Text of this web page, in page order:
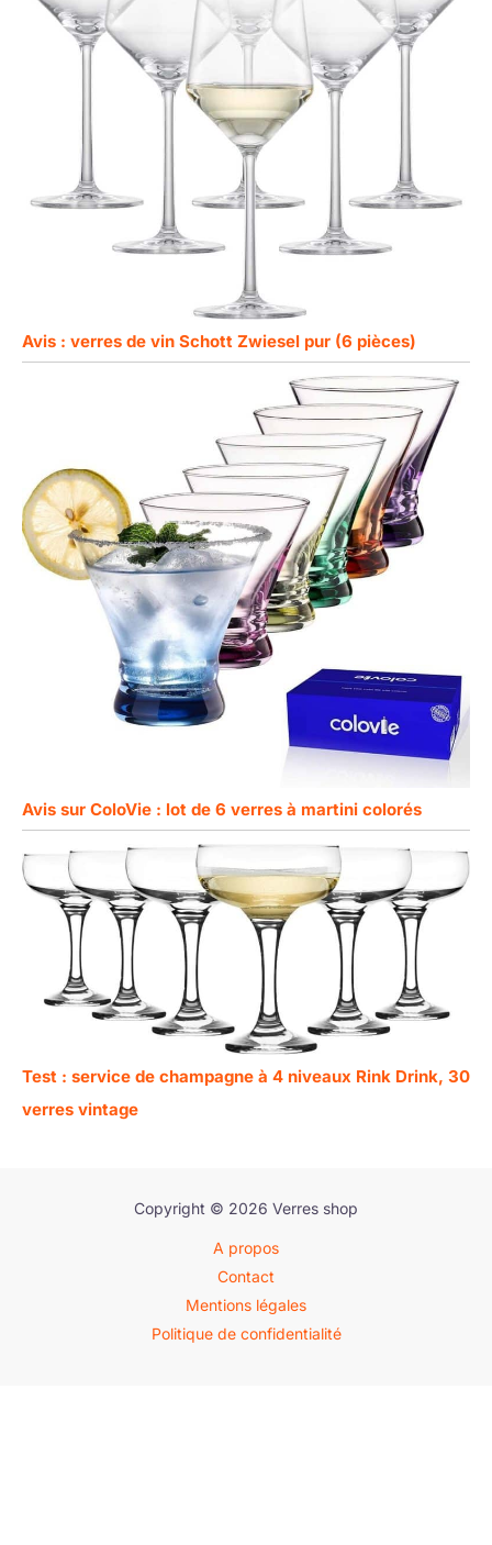
Avis : verres de vin Schott Zwiesel pur (6 pièces)
Avis sur ColoVie : lot de 6 verres à martini colorés
Test : service de champagne à 4 niveaux Rink Drink, 30
verres vintage
Copyright © 2026 Verres shop
A propos
Contact
Mentions légales
Politique de confidentialité